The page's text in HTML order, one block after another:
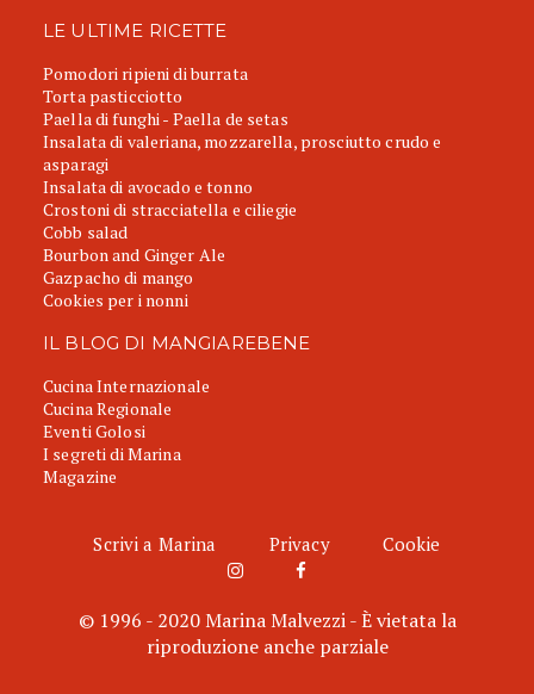
LE ULTIME RICETTE
Pomodori ripieni di burrata
Torta pasticciotto
Paella di funghi - Paella de setas
Insalata di valeriana, mozzarella, prosciutto crudo e
asparagi
Insalata di avocado e tonno
Crostoni di stracciatella e ciliegie
Cobb salad
Bourbon and Ginger Ale
Gazpacho di mango
Cookies per i nonni
IL BLOG DI MANGIAREBENE
Cucina Internazionale
Cucina Regionale
Eventi Golosi
I segreti di Marina
Magazine
Scrivi a Marina Privacy Cookie
© 1996 - 2020 Marina Malvezzi - È vietata la
riproduzione anche parziale